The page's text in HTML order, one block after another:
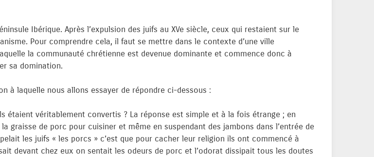
Ibérique. Après l’expulsion des juifs au XVe siècle, ceux qui restaient sur le
Pour comprendre cela, il faut se mettre dans le contexte d’une ville
la communauté chrétienne est devenue dominante et commence donc à
sa domination.
à laquelle nous allons essayer de répondre ci-dessous :
étaient véritablement convertis ? La réponse est simple et à la fois étrange ; en
graisse de porc pour cuisiner et même en suspendant des jambons dans l’entrée de
les juifs « les porcs » c’est que pour cacher leur religion ils ont commencé à
devant chez eux on sentait les odeurs de porc et l’odorat dissipait tous les doutes